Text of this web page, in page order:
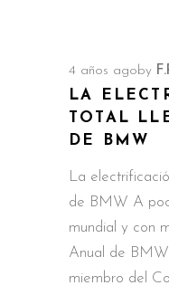
4 años agoby
LA
TOTAL
DE BMW
La
de BMW A
mundial y con
Anual de
miembro del